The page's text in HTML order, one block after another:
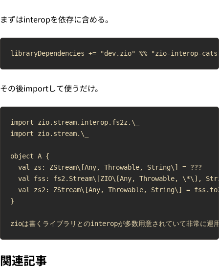
まずはinteropを依存に含める。
その後importして使うだけ。
import zio.stream.interop.fs2z.\_
import zio.stream.\_
object A {
  val zs: ZStream\[Any, Throwable, String\] = ???
val fss: fs2.Stream\[ZIO\[Any, Throwable, \*\],
val zs2: ZStream\[Any, Throwable, String\] =
}
関連記事